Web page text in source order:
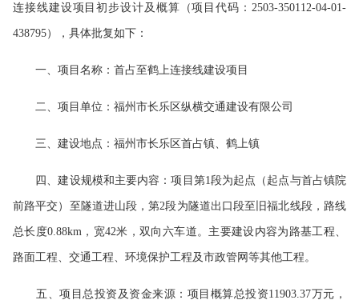
连接线建设项目初步设计及概算（项目代码：2503-350112-04-01-
438795），具体批复如下：
一、项目名称：首占至鹤上连接线建设项目
二、项目单位：福州市长乐区纵横交通建设有限公司
三、建设地点：福州市长乐区首占镇、鹤上镇
四、建设规模和主要内容：项目第1段为起点（起点与首占镇院
前路平交）至隧道进山段，第2段为隧道出口段至旧福北线段，路线
总长度0.88km，宽42米，双向六车道。主要建设内容为路基工程、
路面工程、交通工程、环境保护工程及市政管网等其他工程。
五、项目总投资及资金来源：项目概算总投资11903.37万元，